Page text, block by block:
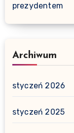
prezydentem
Archiwum
styczeń 2026
styczeń 2025